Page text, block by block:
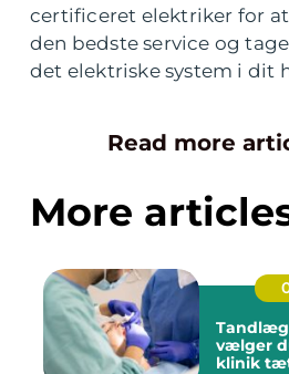
certificeret elektriker for
den bedste service og
det elektriske system i dit
Read more
More
Tandlæge
vælger
klinik